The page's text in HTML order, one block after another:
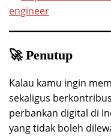
engineer
🚀 Penutup
Kalau kamu ingin
sekaligus
perbankan digital di
yang tidak boleh